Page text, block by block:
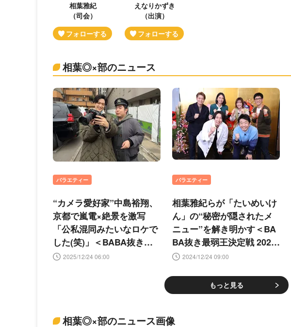
相葉雅紀
（司会）
えなりかずき
（出演）
相葉◎×部のニュース
バラエティー
“カメラ愛好家”中島裕翔、
京都で嵐電×絶景を激写
「公私混同みたいなロケで
した(笑)」＜BABA抜き最
弱王決定戦2026新春SP＞
2025/12/24 06:00
バラエティー
相葉雅紀らが「たいめいけ
ん」の“秘密が隠されたメ
ニュー”を解き明かす＜BA
BA抜き最弱王決定戦 2025
新春SP＞
2024/12/24 09:00
もっと見る
相葉◎×部のニュース画像